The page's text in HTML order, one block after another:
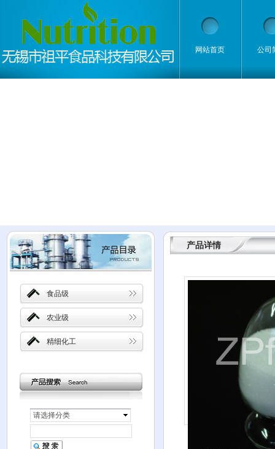
网站首页 公司
产品详情
食品级
农业级
精细化工
请选择分类